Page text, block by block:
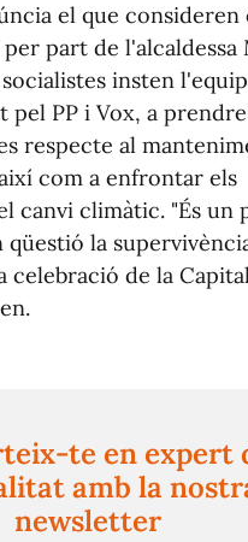
el que consideren
part de l'alcaldessa
socialistes insten
pel PP i Vox, a prendre
respecte al
com a enfrontar els
canvi climàtic. "És un
qüestió la
celebració de la
te en expert
amb la
newsletter